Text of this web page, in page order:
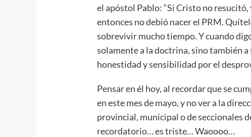
el apóstol Pablo: “Si Cristo no resucitó,
entonces no debió nacer el PRM.
sobrevivir mucho tiempo. Y cuando
solamente a la doctrina, sino también
honestidad y sensibilidad por el
Pensar en él hoy, al recordar que se
en este mes de mayo, y no ver a la
provincial, municipal o de seccionales
recordatorio… es triste… Waoooo…